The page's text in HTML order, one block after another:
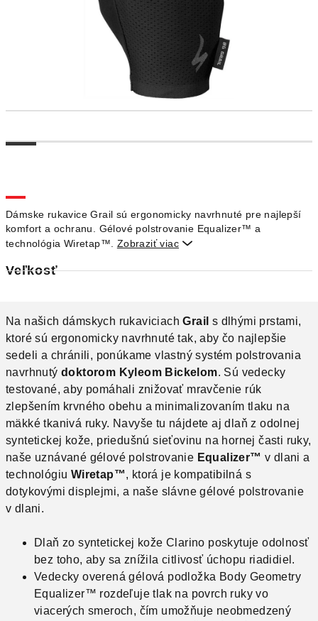
Dámske rukavice Grail sú ergonomicky navrhnuté pre najlepší
komfort a ochranu. Gélové polstrovanie Equalizer™ a
technológia Wiretap™.
Zobraziť viac 
Veľkosť
Na našich dámskych rukaviciachGrail s dlhými prstami,
ktoré sú ergonomicky navrhnuté tak, aby čo najlepšie
sedeli a chránili, ponúkame vlastný systém polstrovania
navrhnutýdoktorom Kyleom Bickelom. Sú vedecky
testované, aby pomáhali znižovať mravčenie rúk
zlepšením krvného obehu a minimalizovaním tlaku na
mäkké tkanivá ruky. Navyše tu nájdete aj dlaň z odolnej
syntetickej kože, priedušnú sieťovinu na hornej časti ruky,
naše uznávané gélové polstrovanie Equalizer™ v dlani a
technológiu Wiretap™, ktorá je kompatibilná s
dotykovými displejmi, a naše slávne gélové polstrovanie
v dlani.
Dlaň zo syntetickej kože Clarino poskytuje odolnosť
bez toho, aby sa znížila citlivosť úchopu riadidiel.
Vedecky overená gélová podložka Body Geometry
Equalizer™ rozdeľuje tlak na povrch ruky vo
viacerých smeroch, čím umožňuje neobmedzený